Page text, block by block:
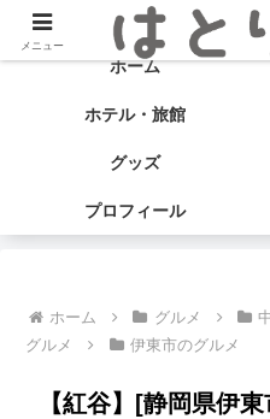
旅する食いしん坊♡ はとサ
ホーム
ホテル・旅館
グッズ
プロフィール
ホーム グルメ
グルメ
伊東市のグルメ
【紅谷】[静岡県伊
メニュー